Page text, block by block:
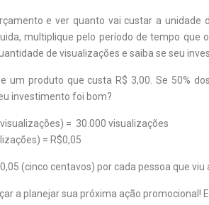
e ver quanto vai custar a
multiplique pelo período de tempo
de visualizações e saiba se seu
um produto que custa R$ 3,00. Se 50%
investimento foi bom?
= 30.000 visualizações
= R$0,05
(cinco centavos) por cada pessoa que viu
a planejar sua próxima ação promocional!